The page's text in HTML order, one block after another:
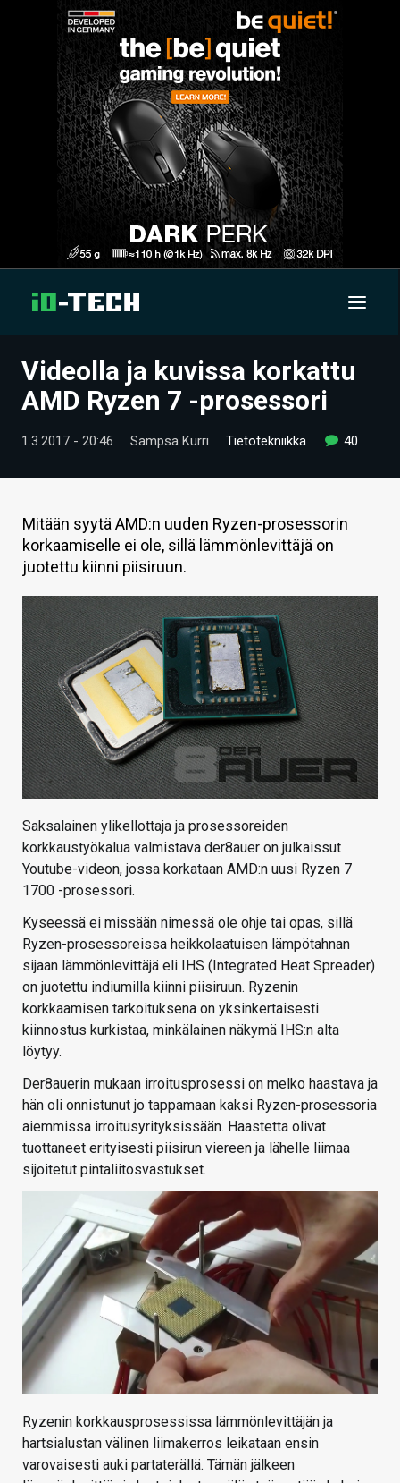
UUTISET
TIETOA
HINTA.FI
KAUPPA
VAIHDA TEEMA
HAKU
Videolla ja kuvissa korkattu
AMD Ryzen 7 -prosessori
1.3.2017 - 20:46 Sampsa Kurri Tietotekniikka 40
Mitään syytä AMD:n uuden Ryzen-prosessorin
korkaamiselle ei ole, sillä lämmönlevittäjä on
juotettu kiinni piisiruun.
Saksalainen ylikellottaja ja prosessoreiden
korkkaustyökalua valmistava der8auer on julkaissut
Youtube-videon, jossa korkataan AMD:n uusi Ryzen 7
1700 -prosessori.
Kyseessä ei missään nimessä ole ohje tai opas, sillä
Ryzen-prosessoreissa heikkolaatuisen lämpötahnan
sijaan lämmönlevittäjä eli IHS (Integrated Heat Spreader)
on juotettu indiumilla kiinni piisiruun. Ryzenin
korkkaamisen tarkoituksena on yksinkertaisesti
kiinnostus kurkistaa, minkälainen näkymä IHS:n alta
löytyy.
Der8auerin mukaan irroitusprosessi on melko haastava ja
hän oli onnistunut jo tappamaan kaksi Ryzen-prosessoria
aiemmissa irroitusyrityksissään. Haastetta olivat
tuottaneet erityisesti piisirun viereen ja lähelle liimaa
sijoitetut pintaliitosvastukset.
Ryzenin korkkausprosessissa lämmönlevittäjän ja
hartsialustan välinen liimakerros leikataan ensin
varovaisesti auki partaterällä. Tämän jälkeen